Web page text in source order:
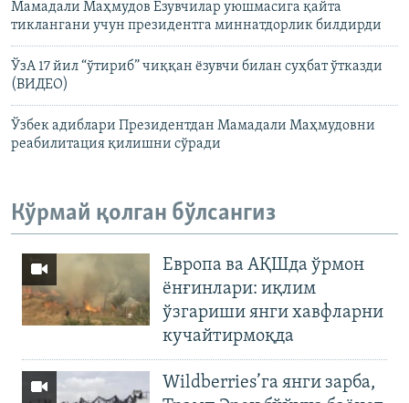
Мамадали Маҳмудов Ëзувчилар уюшмасига қайта
тиклангани учун президентга миннатдорлик билдирди
ЎзА 17 йил “ўтириб” чиққан ёзувчи билан суҳбат ўтказди
(ВИДЕО)
Ўзбек адиблари Президентдан Мамадали Маҳмудовни
реабилитация қилишни сўради
Кўрмай қолган бўлсангиз
Европа ва АҚШда ўрмон
ёнғинлари: иқлим
ўзгариши янги хавфларни
кучайтирмоқда
Wildberries’га янги зарба,